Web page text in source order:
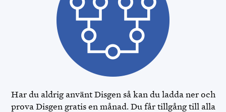
DIS FORUM
DIS WEBBSHOP
OPENRGD
DISPOS
DISCOUNT
Har du aldrig använt Disgen så kan du ladda ner och
prova Disgen gratis en månad. Du får tillgång till alla